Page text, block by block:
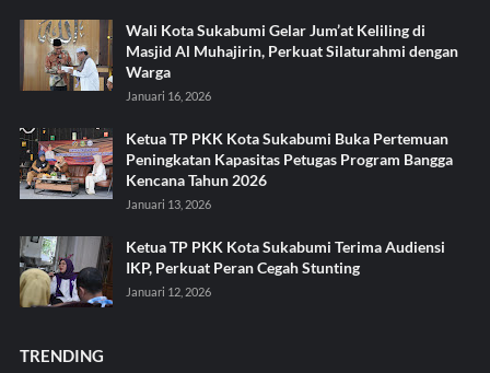
Wali Kota Sukabumi Gelar Jum’at Keliling di
Masjid Al Muhajirin, Perkuat Silaturahmi dengan
Warga
Januari 16, 2026
Ketua TP PKK Kota Sukabumi Buka Pertemuan
Peningkatan Kapasitas Petugas Program Bangga
Kencana Tahun 2026
Januari 13, 2026
Ketua TP PKK Kota Sukabumi Terima Audiensi
IKP, Perkuat Peran Cegah Stunting
Januari 12, 2026
TRENDING